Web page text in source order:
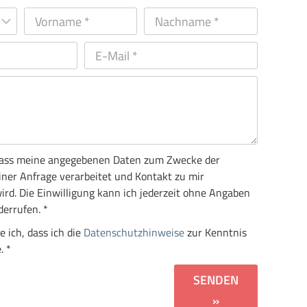
meine angegebenen Daten zum Zwecke der
Anfrage verarbeitet und Kontakt zu mir
Die Einwilligung kann ich jederzeit ohne Angaben
*
ich, dass ich die Datenschutzhinweisezur Kenntnis
*
SENDEN
»